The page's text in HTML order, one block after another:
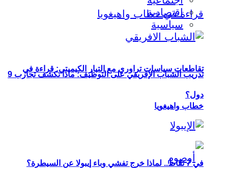
تقاطعات سياسات تراوري مع التيار الكيميتي: قراءة في
خطاب واهيغويا
اقتصادية
سياسية
تدريب الشباب الإفريقي على التوظيف: ماذا تكشف تجارب 9
دول؟
في 7 نقاط.. لماذا خرج تفشي وباء إيبولا عن السيطرة؟